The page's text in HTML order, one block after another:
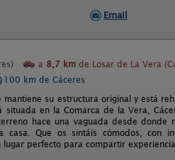
Email
a 8,7 km de Losar de La Vera
100 km de Cáceres
mantiene su estructura original y está
situada en la Comarca de la Vera,
hace una vaguada desde donde
casa. Que os sintáis cómodos, con
perfecto para compartir